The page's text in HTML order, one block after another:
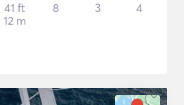
41 ft
12 m
8 3 4